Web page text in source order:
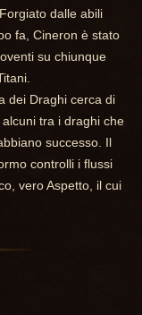
dalle abili
fa, Cineron è stato
su chiunque
dei Draghi cerca di
tra i draghi che
successo. Il
controlli i flussi
vero Aspetto, il cui